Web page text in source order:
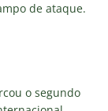
de ataque.
o segundo